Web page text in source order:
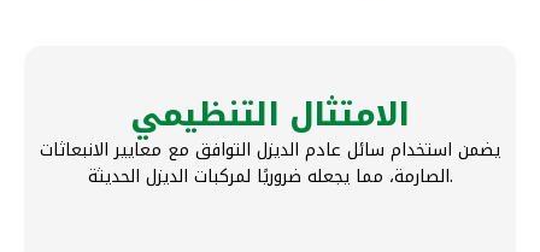
الامتثال التنظيمي
يضمن استخدام سائل عادم الديزل التوافق مع معايير الانبعاثات
الصارمة، مما يجعله ضروريًا لمركبات الديزل الحديثة.